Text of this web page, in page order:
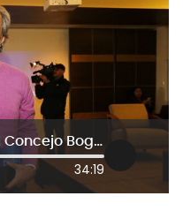
Vicepresidencia del Concejo Bogotá y economía: temas de Juan Daniel Oviedo en La W
34:19